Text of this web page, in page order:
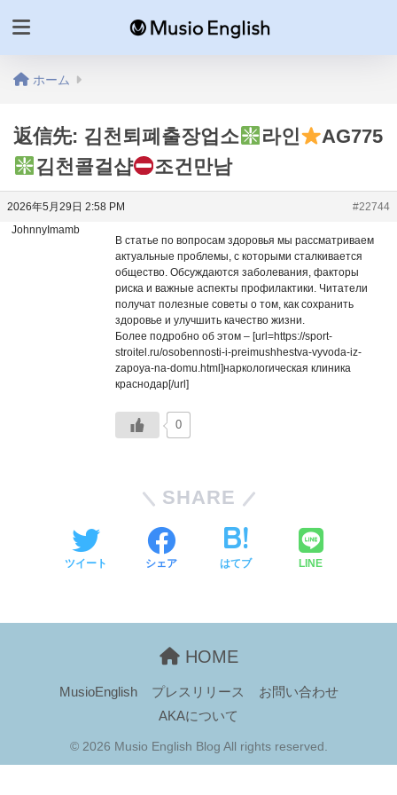
ホーム
返信先: 김천퇴폐출장업소 라인
AG775
김천콜걸샵
조건만남
2026年5月29日 2:58 PM
#22744
JohnnyImamb
В статье по вопросам здоровья мы рассматриваем
актуальные проблемы, с которыми сталкивается
общество. Обсуждаются заболевания, факторы
риска и важные аспекты профилактики. Читатели
получат полезные советы о том, как сохранить
здоровье и улучшить качество жизни.
Более подробно об этом – [url=https://sport-
stroitel.ru/osobennosti-i-preimushhestva-vyvoda-iz-
zapoya-na-domu.html]наркологическая клиника
краснодар[/url]
0
SHARE
ツイート シェア はてブ LINE
HOME
MusioEnglish プレスリリース
お問い合わせ
AKAについて
© 2026 Musio English Blog All rights reserved.